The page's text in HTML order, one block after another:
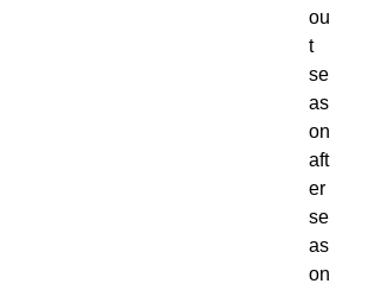
ou
t
se
as
on
aft
er
se
as
on